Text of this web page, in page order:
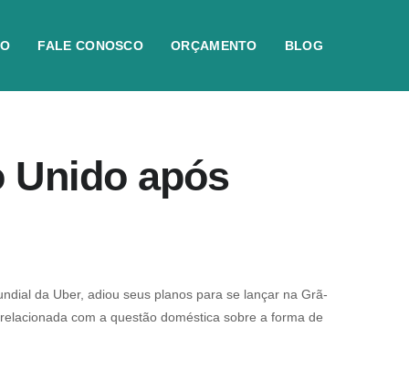
FALE CONOSCO ORÇAMENTO BLOG
Unido após
da Uber, adiou seus planos para se lançar na Grã-
com a questão doméstica sobre a forma de